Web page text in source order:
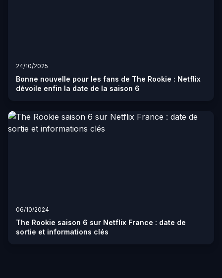
24/10/2025
Bonne nouvelle pour les fans de The Rookie : Netflix
dévoile enfin la date de la saison 6
06/10/2024
The Rookie saison 6 sur Netflix France : date de
sortie et informations clés